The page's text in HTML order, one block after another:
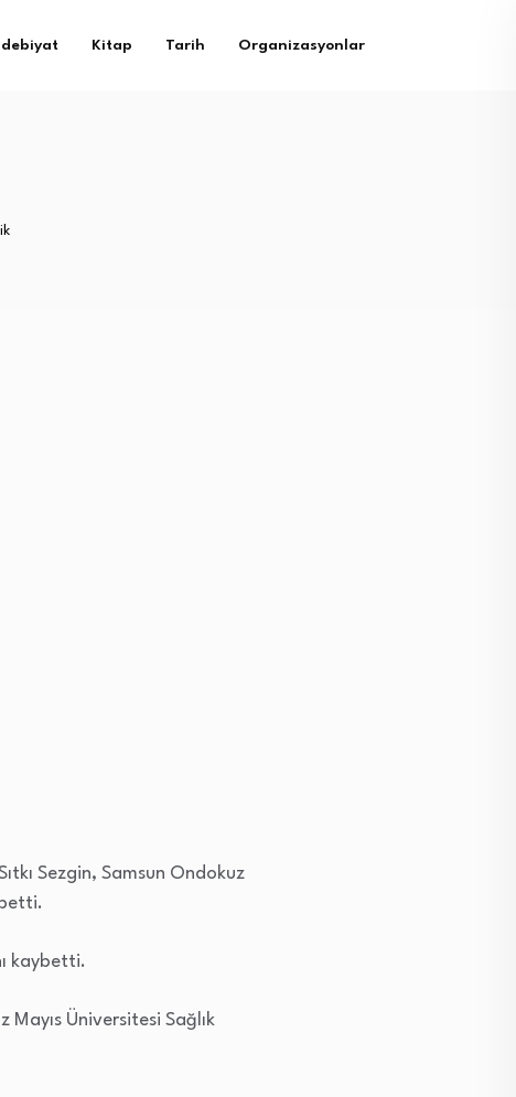
Kitap Tarih Organizasyonlar
Sezgin, Samsun Ondokuz
kaybetti.
Üniversitesi Sağlık